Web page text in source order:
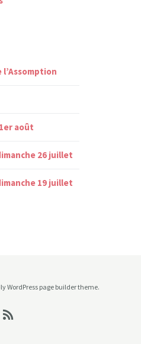
août
26 juillet
19 juillet
WordPress page builder theme.